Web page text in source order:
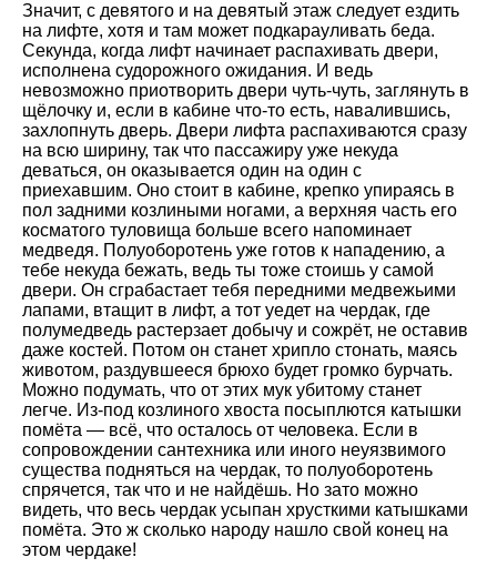
Значит, с девятого и на девятый этаж следует ездить
на лифте, хотя и там может подкарауливать беда.
Секунда, когда лифт начинает распахивать двери,
исполнена судорожного ожидания. И ведь
невозможно приотворить двери чуть-чуть, заглянуть в
щёлочку и, если в кабине что-то есть, навалившись,
захлопнуть дверь. Двери лифта распахиваются сразу
на всю ширину, так что пассажиру уже некуда
деваться, он оказывается один на один с
приехавшим. Оно стоит в кабине, крепко упираясь в
пол задними козлиными ногами, а верхняя часть его
косматого туловища больше всего напоминает
медведя. Полуоборотень уже готов к нападению, а
тебе некуда бежать, ведь ты тоже стоишь у самой
двери. Он сграбастает тебя передними медвежьими
лапами, втащит в лифт, а тот уедет на чердак, где
полумедведь растерзает добычу и сожрёт, не оставив
даже костей. Потом он станет хрипло стонать, маясь
животом, раздувшееся брюхо будет громко бурчать.
Можно подумать, что от этих мук убитому станет
легче. Из-под козлиного хвоста посыплются катышки
помёта — всё, что осталось от человека. Если в
сопровождении сантехника или иного неуязвимого
существа подняться на чердак, то полуоборотень
спрячется, так что и не найдёшь. Но зато можно
видеть, что весь чердак усыпан хрусткими катышками
помёта. Это ж сколько народу нашло свой конец на
этом чердаке!